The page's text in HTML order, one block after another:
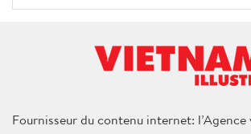
Fournisseur du contenu internet: